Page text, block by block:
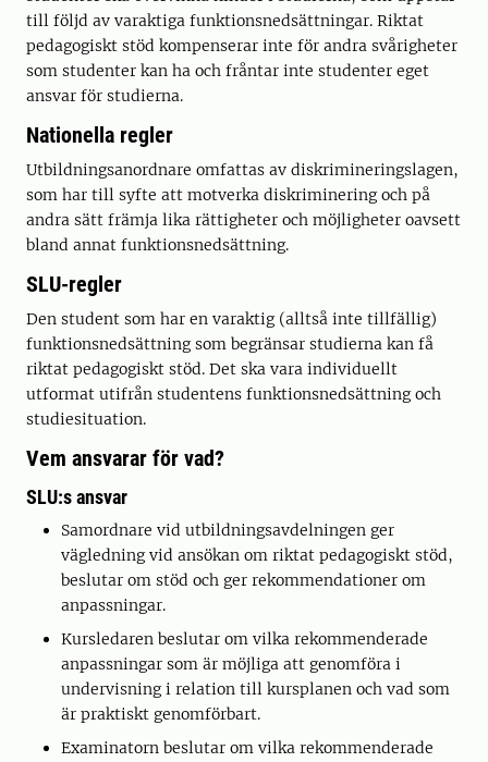
till följd av varaktiga funktionsnedsättningar. Riktat
pedagogiskt stöd kompenserar inte för andra svårigheter
som studenter kan ha och fråntar inte studenter eget
ansvar för studierna.
Nationella regler
Utbildningsanordnare omfattas av diskrimineringslagen,
som har till syfte att motverka diskriminering och på
andra sätt främja lika rättigheter och möjligheter oavsett
bland annat funktionsnedsättning.
SLU-regler
Den student som har en varaktig (alltså inte tillfällig)
funktionsnedsättning som begränsar studierna kan få
riktat pedagogiskt stöd. Det ska vara individuellt
utformat utifrån studentens funktionsnedsättning och
studiesituation.
Vem ansvarar för vad?
SLU:s ansvar
Samordnare vid utbildningsavdelningen ger
vägledning vid ansökan om riktat pedagogiskt stöd,
beslutar om stöd och ger rekommendationer om
anpassningar.
Kursledaren beslutar om vilka rekommenderade
anpassningar som är möjliga att genomföra i
undervisning i relation till kursplanen och vad som
är praktiskt genomförbart.
Examinatorn beslutar om vilka rekommenderade